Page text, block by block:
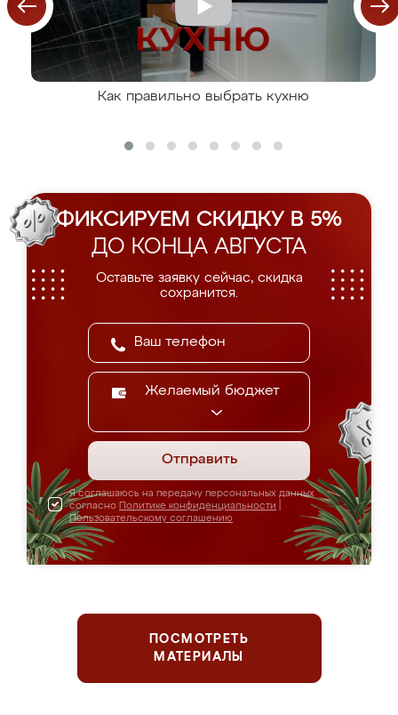
Как правильно выбрать кухню
ФИКСИРУЕМ СКИДКУ В 5%
ДО КОНЦА АВГУСТА
Оставьте заявку сейчас, скидка
сохранится.
Желаемый бюджет
Отправить
Я соглашаюсь на передачу персональных данных
согласно Политике конфиденциальности
Пользовательскому соглашению
ПОСМОТРЕТЬ
МАТЕРИАЛЫ